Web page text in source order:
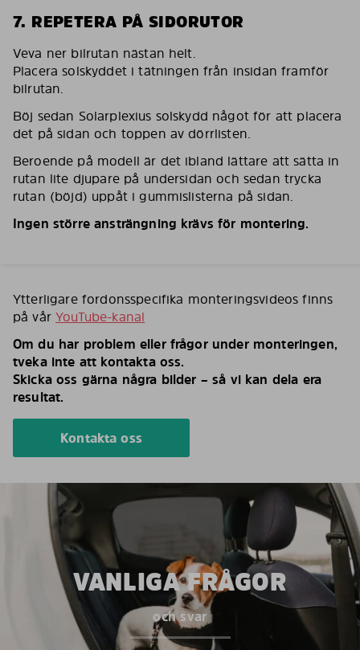
7. REPETERA PÅ SIDORUTOR
Veva ner bilrutan nästan helt.
Placera solskyddet i tätningen från insidan framför
bilrutan.
Böj sedan Solarplexius solskydd något för att placera
det på sidan och toppen av dörrlisten.
Beroende på modell är det ibland lättare att sätta in
rutan lite djupare på undersidan och sedan trycka
rutan (böjd) uppåt i gummislisterna på sidan.
Ingen större ansträngning krävs för montering.
Ytterligare fordonsspecifika monteringsvideos finns
på vårYouTube-kanal
Om du har problem eller frågor under monteringen,
tveka inte att kontakta oss.
Skicka oss gärna några bilder – så vi kan dela era
resultat.
Kontakta oss
VANLIGA FRÅGOR
och svar